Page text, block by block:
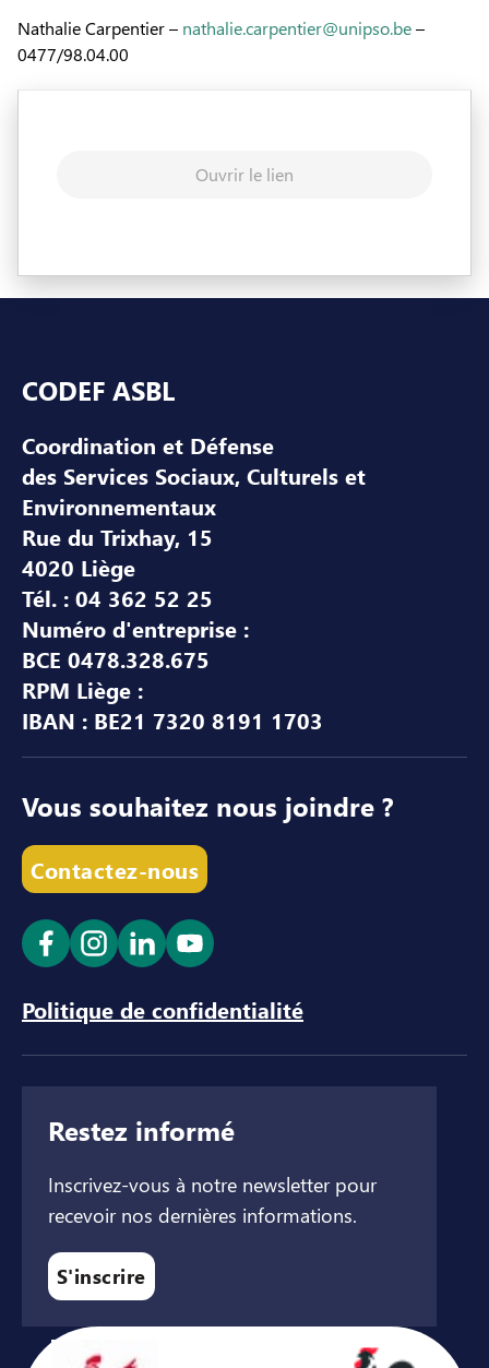
Nathalie Carpentier – nathalie.carpentier@unipso.be–
0477/98.04.00
Ouvrir le lien
CODEF ASBL
Coordination et Défense
des Services Sociaux, Culturels et
Environnementaux
Rue du Trixhay, 15
4020 Liège
Tél. : 04 362 52 25
Numéro d'entreprise :
BCE 0478.328.675
RPM Liège :
IBAN : BE21 7320 8191 1703
Vous souhaitez nous joindre ?
Contactez-nous
Ouvrir le lien dans un nouvel onglet
Ouvrir le lien dans un nouvel onglet
Ouvrir le lien dans un nouvel
Ouvrir le lien dans un
Politique de confidentialité
Restez informé
Inscrivez-vous à notre newsletter pour
recevoir nos dernières informations.
S'inscrire
Avec le soutien de ...